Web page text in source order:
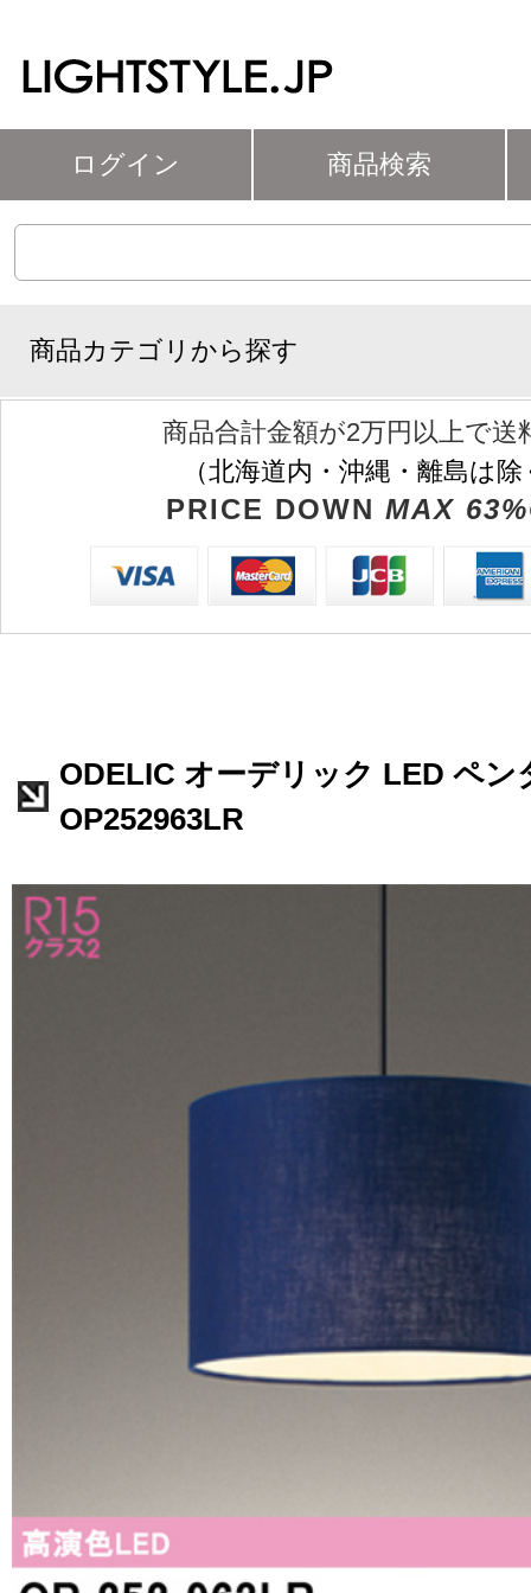
ログイン 商品検索
商品カテゴリから探す
商品合計金額が2万円以上で送
（北海道内・沖縄・離島は
PRICE DOWN MAX
ODELIC オーデリック LED ペン
OP252963LR